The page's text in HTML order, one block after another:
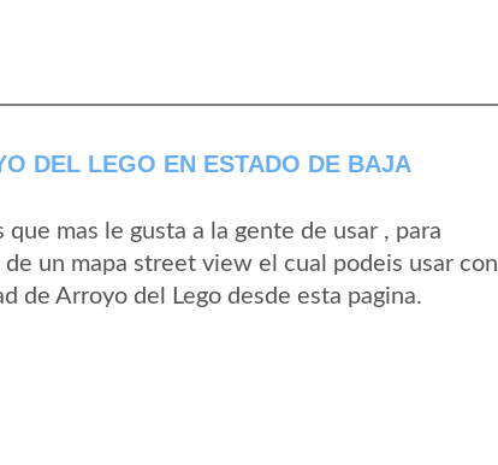
DEL LEGO EN ESTADO DE BAJA
mas le gusta a la gente de usar , para
un mapa street view el cual podeis usar con
de Arroyo del Lego desde esta pagina.